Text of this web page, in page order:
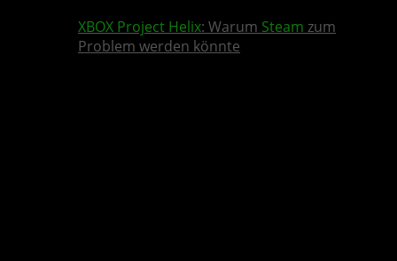
XBOX Project Helix: Warum Steam zum
Problem werden könnte